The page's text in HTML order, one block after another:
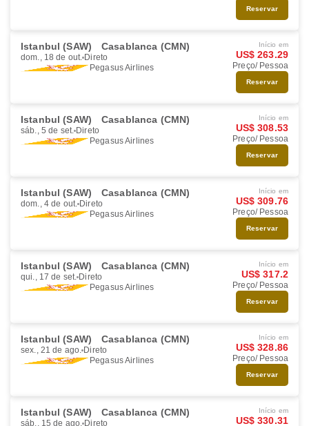
Reservar
Istanbul (SAW) Casablanca (CMN)
dom., 18 de out. Direto
Pegasus Airlines
Início em
US$ 263.29
Preço/ Pessoa
Reservar
Istanbul (SAW) Casablanca (CMN)
sáb., 5 de set. Direto
Pegasus Airlines
Início em
US$ 308.53
Preço/ Pessoa
Reservar
Istanbul (SAW) Casablanca (CMN)
dom., 4 de out. Direto
Pegasus Airlines
Início em
US$ 309.76
Preço/ Pessoa
Reservar
Istanbul (SAW) Casablanca (CMN)
qui., 17 de set. Direto
Pegasus Airlines
Início em
US$ 317.2
Preço/ Pessoa
Reservar
Istanbul (SAW) Casablanca (CMN)
sex., 21 de ago. Direto
Pegasus Airlines
Início em
US$ 328.86
Preço/ Pessoa
Reservar
Istanbul (SAW) Casablanca (CMN)
sáb., 15 de ago. Direto
Início em
US$ 330.31